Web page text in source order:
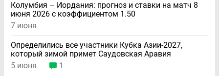
Колумбия – Иордания: прогноз и ставки на матч 8
июня 2026 с коэффициентом 1.50
7 июня
Определились все участники Кубка Азии-2027,
который зимой примет Саудовская Аравия
5 июня
1